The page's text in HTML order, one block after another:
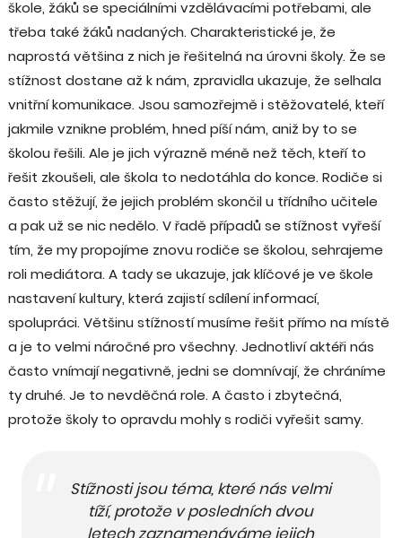
škole, žáků se speciálními vzdělávacími potřebami, ale
třeba také žáků nadaných. Charakteristické je, že
naprostá většina z nich je řešitelná na úrovni školy. Že se
stížnost dostane až k nám, zpravidla ukazuje, že selhala
vnitřní komunikace. Jsou samozřejmě i stěžovatelé, kteří
jakmile vznikne problém, hned píší nám, aniž by to se
školou řešili. Ale je jich výrazně méně než těch, kteří to
řešit zkoušeli, ale škola to nedotáhla do konce. Rodiče si
často stěžují, že jejich problém skončil u třídního učitele
a pak už se nic nedělo. V řadě případů se stížnost vyřeší
tím, že my propojíme znovu rodiče se školou, sehrajeme
roli mediátora. A tady se ukazuje, jak klíčové je ve škole
nastavení kultury, která zajistí sdílení informací,
spolupráci. Většinu stížností musíme řešit přímo na místě
a je to velmi náročné pro všechny. Jednotliví aktéři nás
často vnímají negativně, jedni se domnívají, že chráníme
ty druhé. Je to nevděčná role. A často i zbytečná,
protože školy to opravdu mohly s rodiči vyřešit samy.
Stížnosti jsou téma, které nás velmi
tíží, protože v posledních dvou
letech zaznamenáváme jejich